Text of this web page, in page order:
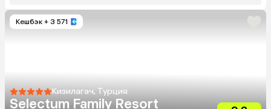
Кешбэк + 3 571
Кизилагач, Турция
Selectum Family Resort